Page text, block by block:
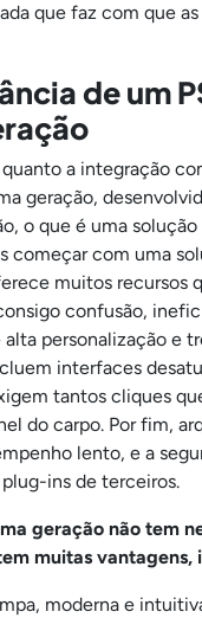
que faz com que
de um
a integração
geração,
o que é uma
começar com uma
muitos recursos
confusão,
alta personalização e
interfaces
tantos cliques
do carpo. Por fim,
lento, e a
ins de terceiros.
geração não tem
muitas vantagens,
moderna e